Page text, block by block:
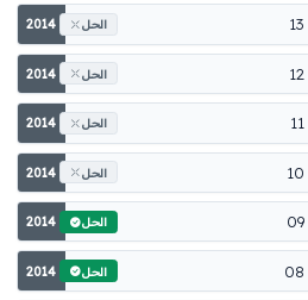
2014 الحل
2014 الحل
2014 الحل
2014 الحل
2014 الحل
2014 الحل